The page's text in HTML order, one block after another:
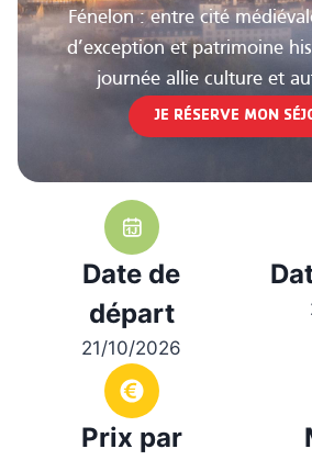
Fénelon : entre cité
d’exception et patrimoine
journée allie culture et
JE RÉSERVE MON
Date de
départ
21/10/2026
Prix par